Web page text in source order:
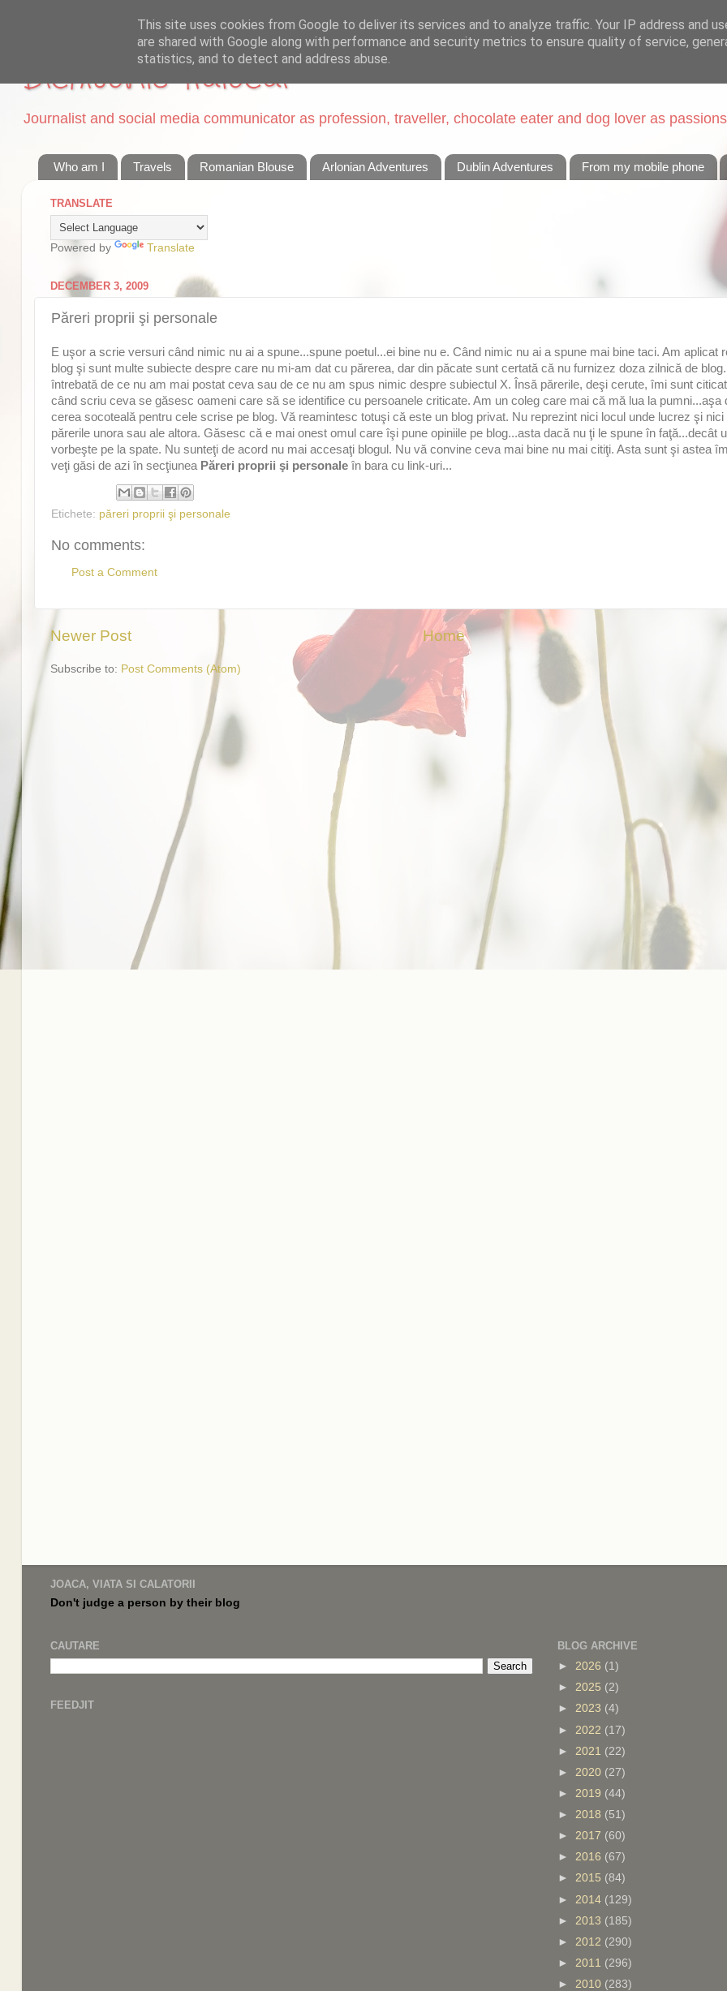
Dichisurile Ralucai
Journalist and social media communicator as profession, traveller, chocolate eater and dog lover as passions
Who am I Travels Romanian Blouse Arlonian Adventures Dublin Adventures From my mobile phone
TRANSLATE
Powered by Translate
DECEMBER 3, 2009
Păreri proprii şi personale
E uşor a scrie versuri când nimic nu ai a spune...spune poetul...ei bine nu e. Când nimic nu ai a spune mai bine taci. Am aplicat
blog şi sunt multe subiecte despre care nu mi-am dat cu părerea, dar din păcate sunt certată că nu furnizez doza zilnică de
întrebată de ce nu am mai postat ceva sau de ce nu am spus nimic despre subiectul X. Însă părerile, deşi cerute, îmi sunt
când scriu ceva se găsesc oameni care să se identifice cu persoanele criticate. Am un coleg care mai că mă lua la pumni...aşa
cerea socoteală pentru cele scrise pe blog. Vă reamintesc totuşi că este un blog privat. Nu reprezint nici locul unde lucrez şi
părerile unora sau ale altora. Găsesc că e mai onest omul care îşi pune opiniile pe blog...asta dacă nu ţi le spune în faţă...decât
vorbeşte pe la spate. Nu sunteţi de acord nu mai accesaţi blogul. Nu vă convine ceva mai bine nu mai citiţi. Asta sunt şi astea
veţi găsi de azi în secţiunea Păreri proprii şi personale în bara cu link-uri...
Etichete: păreri proprii şi personale
No comments:
Post a Comment
Newer Post Home
Subscribe to: Post Comments (Atom)
JOACA, VIATA SI CALATORII
Don't judge a person by their blog
CAUTARE
FEEDJIT
BLOG ARCHIVE
► 2026 (1)
► 2025 (2)
► 2023 (4)
► 2022 (17)
► 2021 (22)
► 2020 (27)
► 2019 (44)
► 2018 (51)
► 2017 (60)
► 2016 (67)
► 2015 (84)
► 2014 (129)
► 2013 (185)
► 2012 (290)
► 2011 (296)
► 2010 (283)
This site uses cookies from Google to deliver its services and to analyze traffic. Your IP address and
are shared with Google along with performance and security metrics to ensure quality of service,
statistics, and to detect and address abuse.